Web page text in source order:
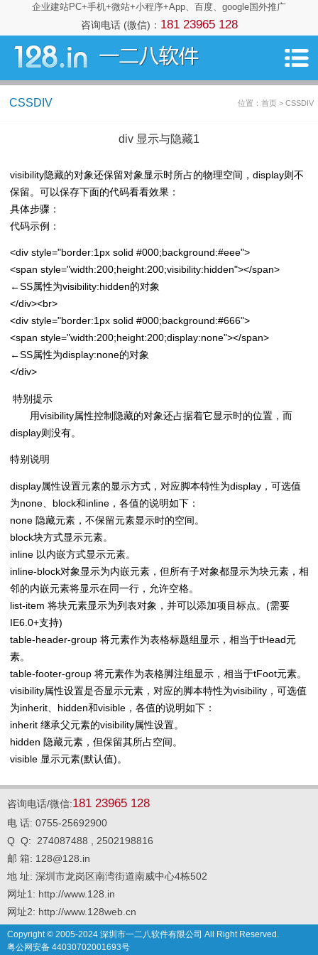
企业建站PC+手机+微站+小程序+App、百度、google国外推广
咨询电话 (微信)： 181 23965 128
CSSDIV 位置：首页 > CSSDIV
div 显示与隐藏1
visibility隐藏的对象还保留对象显示时所占的物理空间，display则不
保留。可以保存下面的代码看看效果：
具体步骤：
代码示例：
<div style="border:1px solid #000;background:#eee">
<span style="width:200;height:200;visibility:hidden"></span>
←SS属性为visibility:hidden的对象
</div><br>
<div style="border:1px solid #000;background:#666">
<span style="width:200;height:200;display:none"></span>
←SS属性为display:none的对象
</div>
特别提示
用visibility属性控制隐藏的对象还占据着它显示时的位置，而
display则没有。
特别说明
display属性设置元素的显示方式，对应脚本特性为display，可选值
为none、block和inline，各值的说明如下：
none 隐藏元素，不保留元素显示时的空间。
block块方式显示元素。
inline 以内嵌方式显示元素。
inline-block对象显示为内嵌元素，但所有子对象都显示为块元素，相
邻的内嵌元素将显示在同一行，允许空格。
list-item 将块元素显示为列表对象，并可以添加项目标点。(需要
IE6.0+支持)
table-header-group 将元素作为表格标题组显示，相当于tHead元
素。
table-footer-group 将元素作为表格脚注组显示，相当于tFoot元素。
visibility属性设置是否显示元素，对应的脚本特性为visibility，可选值
为inherit、hidden和visible，各值的说明如下：
inherit 继承父元素的visibility属性设置。
hidden 隐藏元素，但保留其所占空间。
visible 显示元素(默认值)。
咨询电话/微信:181 23965 128
电 话: 0755-25692900
Q Q: 274087488 , 2502198816
邮 箱: 128@128.in
地 址: 深圳市龙岗区南湾街道南威中心4栋502
网址1: http://www.128.in
网址2: http://www.128web.cn
Copyright © 2005-2024 深圳市一二八软件有限公司 All Right Reserved.
粤公网安备 44030702001693号